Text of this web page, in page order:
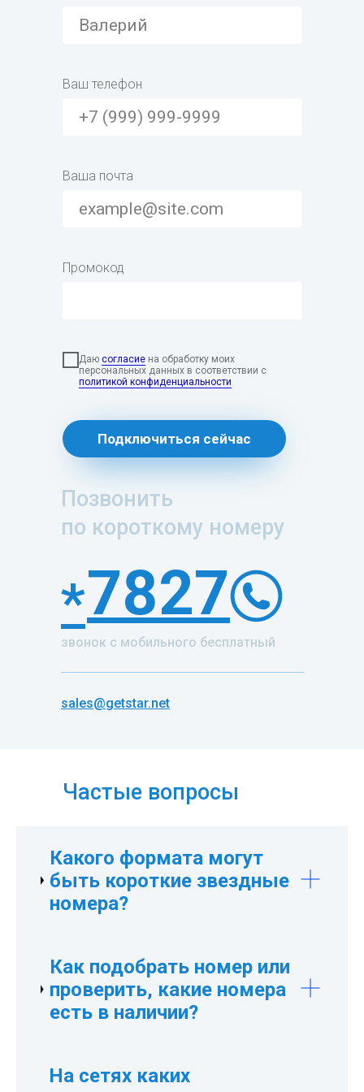
звонок с мобильного бесплатный
Ваш телефон
Ваша почта
Промокод
Даю согласие на обработку моих
персональных данных в соответствии с
политикой конфиденциальности
Подключиться сейчас
Позвонить
по короткому номеру
7827
*
sales@getstar.net
Частые вопросы
Какого формата могут
быть короткие звездные
номера?
четыре или пять цифр после символа «*»,
например, *123, *1234, *12345
Как подобрать номер или
проверить, какие номера
есть в наличии?
специалисты помогут Вам выбрать и
На сетях каких